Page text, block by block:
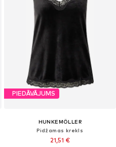
PIEDĀVĀJUMS
HUNKEMÖLLER
Pidžamas krekls
21,51 €